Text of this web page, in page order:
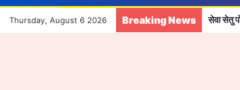
Thursday, August 6 2026 Breaking News सेवा सेतु